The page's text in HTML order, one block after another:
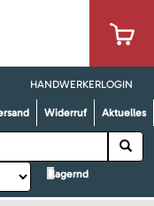
HANDWERKERLOGIN
Widerruf Aktuelles
lagernd